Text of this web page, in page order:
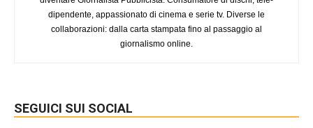
dipendente, appassionato di cinema e serie tv. Diverse le
collaborazioni: dalla carta stampata fino al passaggio al
giornalismo online.
SEGUICI SUI SOCIAL